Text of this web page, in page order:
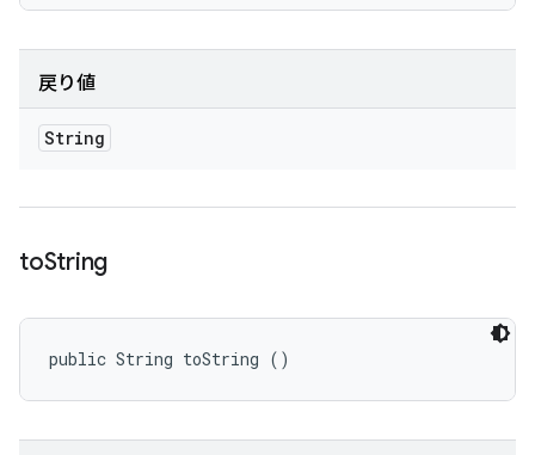
戻り値
String
toString
public String toString ()